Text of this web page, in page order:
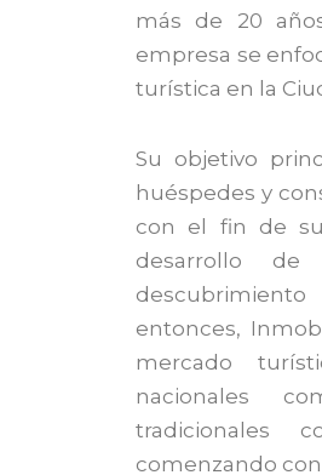
más de 20
empresa se
turística en la
Su objetivo
huéspedes y
con el fin de
desarrollo
entonces,
mercado
nacionales
tradicionales
comenzando